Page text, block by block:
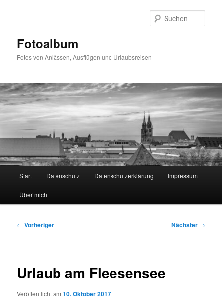
Fotoalbum
Fotos von Anlässen, Ausflügen und Urlaubsreisen
Start Datenschutz Datenschutzerklärung Impressum
Über mich
Beitragsnavigation
← Vorheriger Nächster →
Urlaub am Fleesensee
Veröffentlicht am10. Oktober 2017